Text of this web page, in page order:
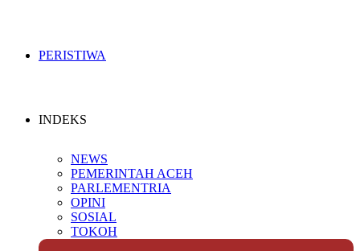
PERISTIWA
INDEKS
NEWS
PEMERINTAH ACEH
PARLEMENTRIA
OPINI
SOSIAL
TOKOH